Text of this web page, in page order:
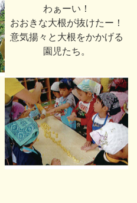
わぁーい！
おおきな大根が抜けたー！
意気揚々と大根をかかげる
園児たち。